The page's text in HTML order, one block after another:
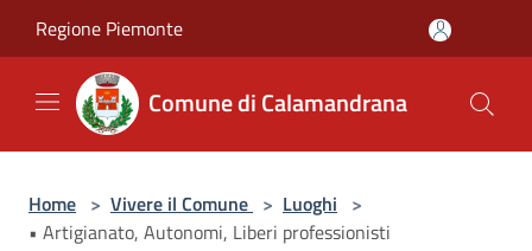
Regione Piemonte
Comune di Calamandrana
Home > Vivere il Comune > Luoghi >
• Artigianato, Autonomi, Liberi professionisti